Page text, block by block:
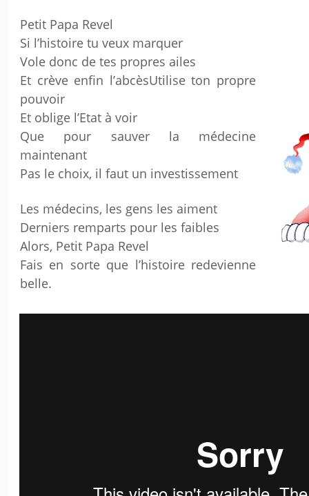
Petit Papa Revel
Si l’histoire tu veux marquer
Vole donc de tes propres ailes
Et crève enfin l’abcèsUtilise ton propre
pouvoir
Et oblige l’Etat à voir
Que pour sauver la médecine
maintenant
Pas le choix, il faut un investissement
Les médecins, les gens les aiment
Derniers remparts pour les faibles
Alors, Petit Papa Revel
Fais en sorte que l’histoire redevienne
belle.